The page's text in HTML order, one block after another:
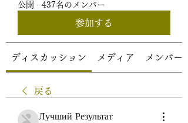
公開 · 437名のメンバー
参加する
ディスカッション メディア メンバー
戻る
Лучший Результат